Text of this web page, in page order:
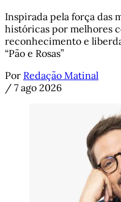
Inspirada pela força das
históricas por melhores
reconhecimento e
“Pão e Rosas”
Por Redação Matinal
/ 7 ago 2026